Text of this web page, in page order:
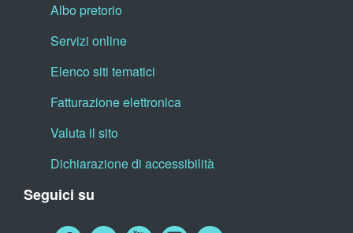
Albo pretorio
Servizi online
Elenco siti tematici
Fatturazione elettronica
Valuta il sito
Dichiarazione di accessibilità
Seguici su